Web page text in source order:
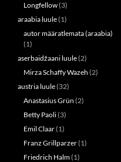
Longfellow(3)
araabia luule(1)
autor määratlemata (araabia)
(1)
aserbaidžaani luule(2)
Mirza Schaffy Wazeh (2)
austria luule(32)
Anastasius Grün (2)
Betty Paoli(3)
Emil Claar(1)
Franz Grillparzer(1)
Friedrich Halm(1)